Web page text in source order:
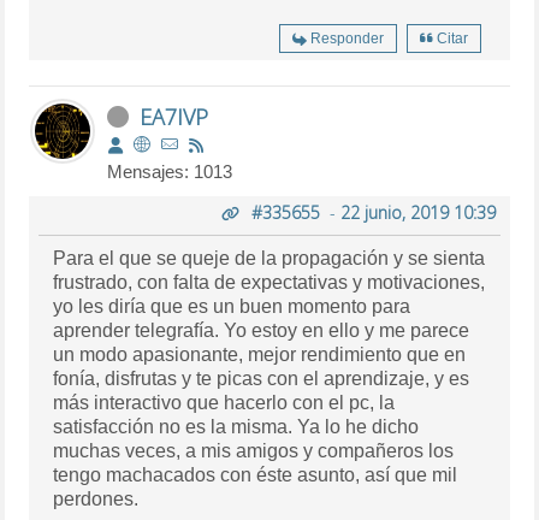
Responder Citar
EA7IVP
Mensajes: 1013
#335655- 22 junio, 2019 10:39
Para el que se queje de la propagación y se sienta
frustrado, con falta de expectativas y motivaciones,
yo les diría que es un buen momento para
aprender telegrafía. Yo estoy en ello y me parece
un modo apasionante, mejor rendimiento que en
fonía, disfrutas y te picas con el aprendizaje, y es
más interactivo que hacerlo con el pc, la
satisfacción no es la misma. Ya lo he dicho
muchas veces, a mis amigos y compañeros los
tengo machacados con éste asunto, así que mil
perdones.